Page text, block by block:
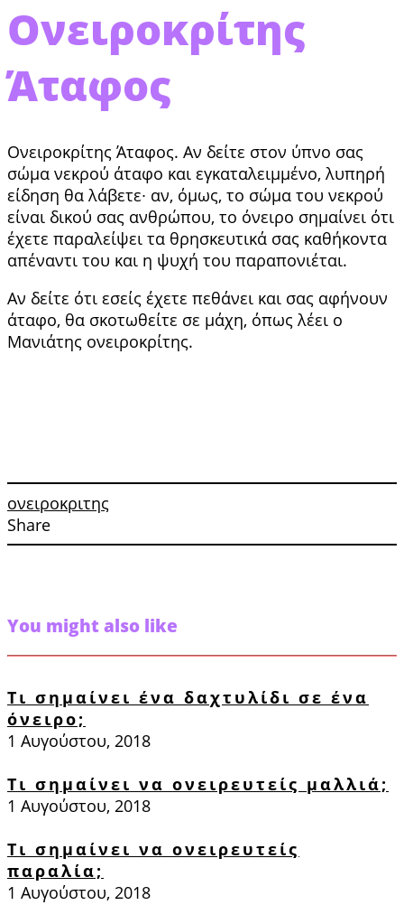
Ονειροκρίτης
Άταφος
Ονειροκρίτης Άταφος. Αν δείτε στον ύπνο σας
σώμα νεκρού άταφο και εγκαταλειμμένο, λυπηρή
είδηση θα λά­βετε∙ αν, όμως, το σώμα του νεκρού
είναι δικού σας ανθρώπου, το όνειρο σημαίνει ότι
έχετε πα­ραλείψει τα θρησκευτικά σας καθήκοντα
απένα­ντι του και η ψυχή του παραπονιέται.
Αν δείτε ότι εσείς έχετε πεθάνει και σας αφήνουν
άταφο, θα σκοτωθείτε σε μάχη, όπως λέει ο
Μανιάτης ονειροκρίτης.
ονειροκριτης
Share
You might also like
Τι σημαίνει ένα δαχτυλίδι σε ένα
όνειρο;
1 Αυγούστου, 2018
Τι σημαίνει να ονειρευτείς μαλλιά;
1 Αυγούστου, 2018
Τι σημαίνει να ονειρευτείς
παραλία;
1 Αυγούστου, 2018